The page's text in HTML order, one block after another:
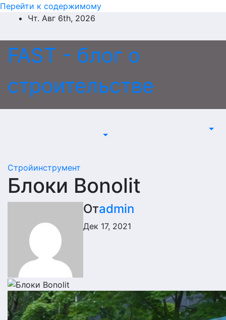
Перейти к содержимому
Чт. Авг 6th, 2026
FAST - блог о
строительстве
Стройинструмент
Блоки Bonolit
Отadmin
Дек 17, 2021